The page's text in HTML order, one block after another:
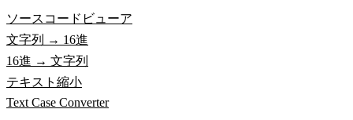
ソースコードビューア
文字列 → 16進
16進 → 文字列
テキスト縮小
Text Case Converter